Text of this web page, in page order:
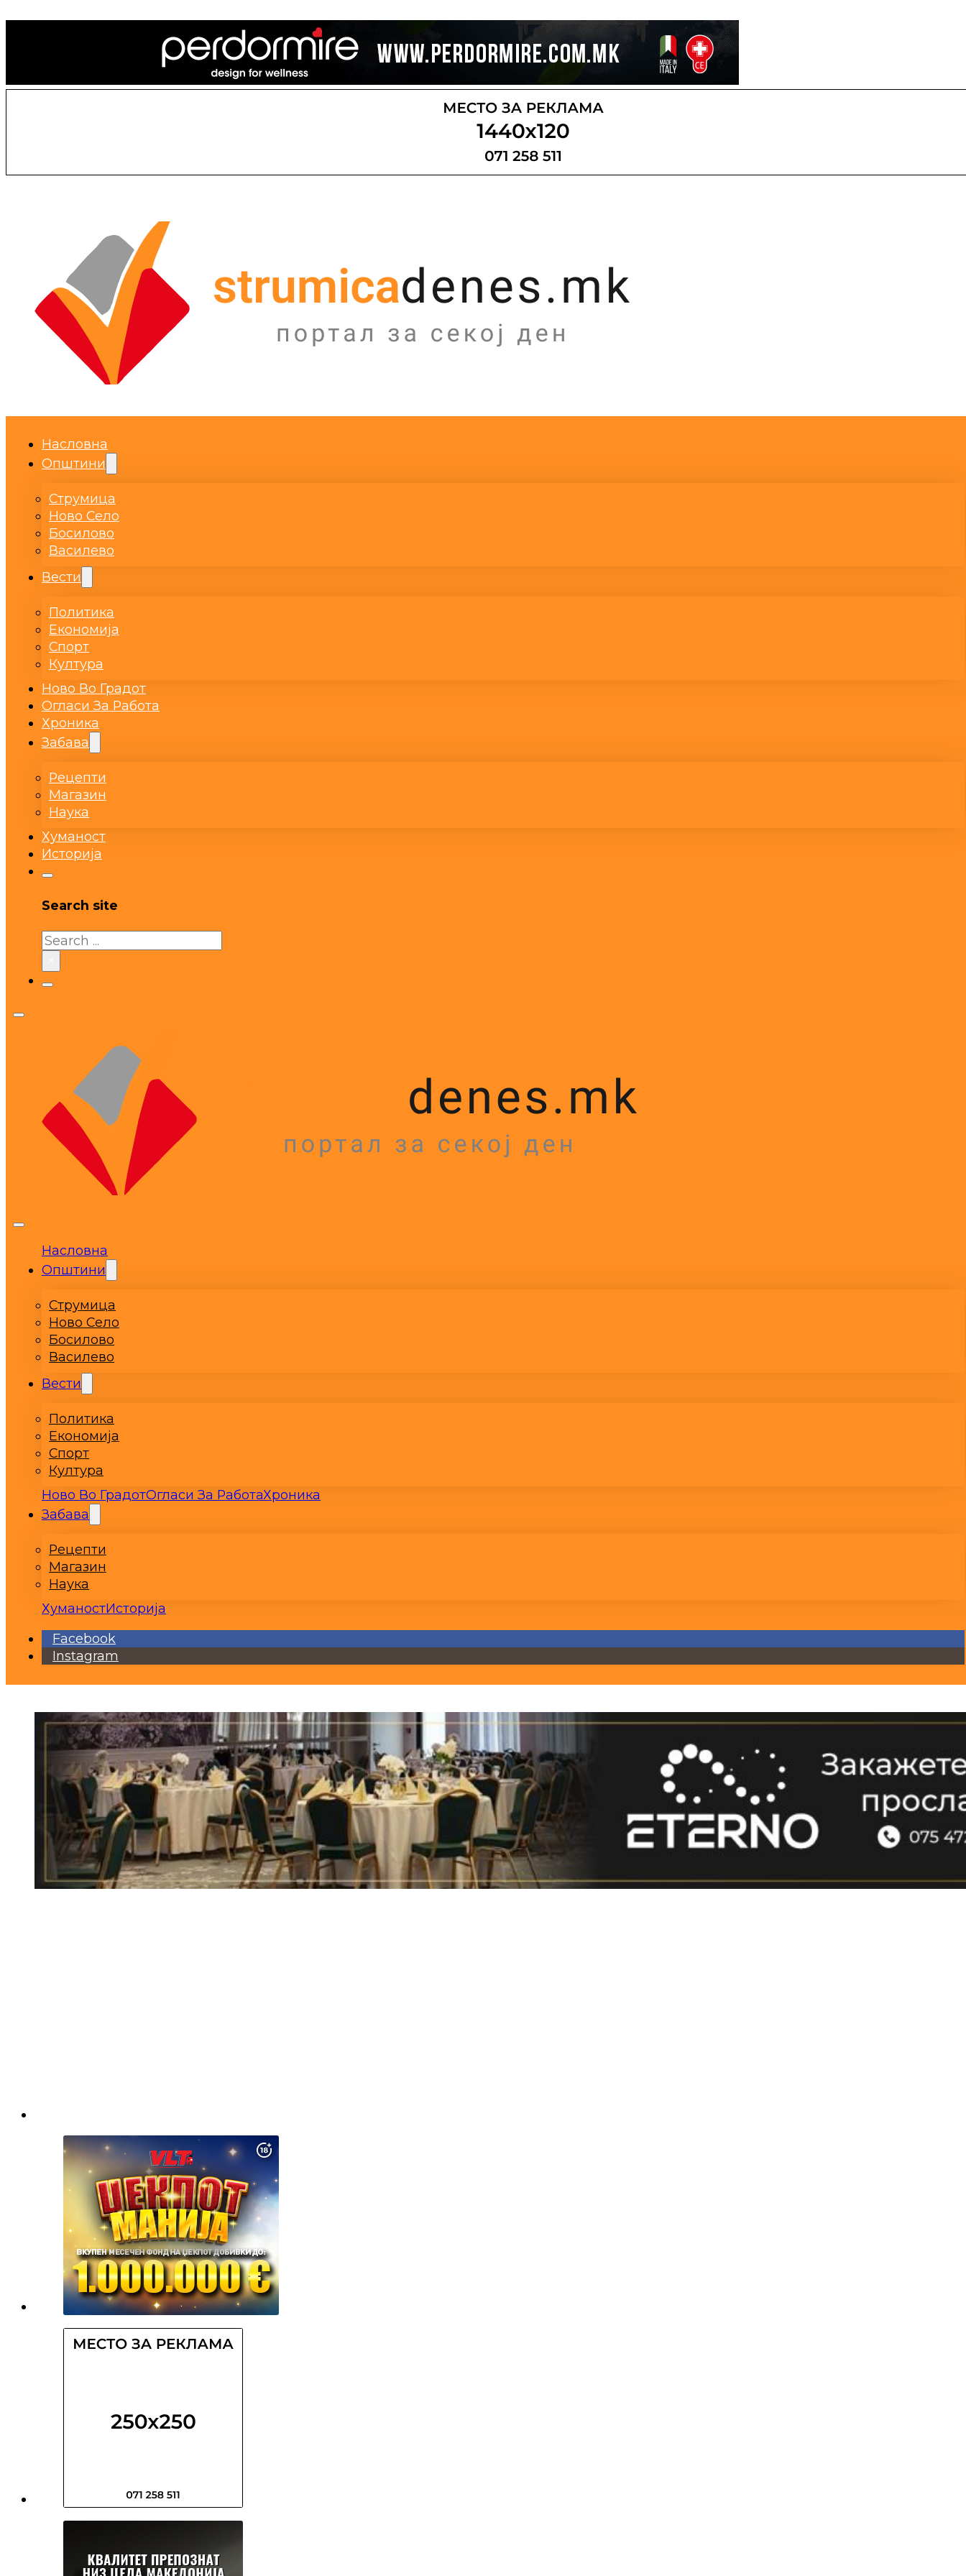
Насловна
Општини
Струмица
Ново Село
Босилово
Василево
Вести
Политика
Економија
Спорт
Култура
Ново Во Градот
Огласи За Работа
Хроника
Забава
Рецепти
Магазин
Наука
Хуманост
Историја
Search site
Search
Насловна
Општини
Струмица
Ново Село
Босилово
Василево
Вести
Политика
Економија
Спорт
Култура
Ново Во ГрадотОгласи За РаботаХроника
Забава
Рецепти
Магазин
Наука
ХуманостИсторија
Facebook
Instagram